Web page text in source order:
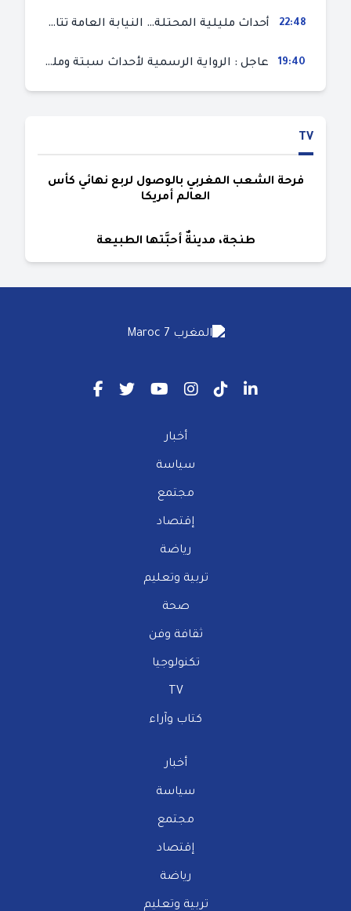
22:48 أحداث مليلية المحتلة… النيابة العامة تتابع 50 متورطا في محاولة اقتحام السياح الحدودي بتهم ثقيلة
19:40 عاجل : الرواية الرسمية لأحداث سبتة ومليلية المحتلتين (وزارة الداخلية)
TV
فرحة الشعب المغربي بالوصول لربع نهائي كأس
العالم أمريكا
طنجة، مدينةٌ أحبَّتها الطبيعة
أخبار
سياسة
مجتمع
إقتصاد
رياضة
تربية وتعليم
صحة
ثقافة وفن
تكنولوجيا
TV
كتاب وآراء
أخبار
سياسة
مجتمع
إقتصاد
رياضة
تربية وتعليم